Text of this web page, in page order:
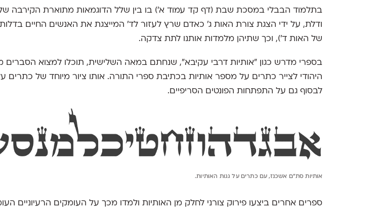
בתלמוד הבבלי במסכת שבת (דף קד עמוד א') בו בין שלל הדוגמאות מתוארת הקירבה של
ודלת, על ידי הצגת צורת האות ג' כאדם שרץ לעזור לד' המייצגת את האנשים החיים
של האות ד'), וכך שתיהן מלמדות אותנו לתת צדקה.
בספרי מדרש כגון "אותיות דרבי עקיבא", שנחתם במאה השלישית, תוכלו למצוא הסברים
היהודי לצייר כתרים על מספר אותיות בכתיבת ספרי התורה. אותו ציור מיוחד של כתרים
לבסוף גם על התפתחות הפונטים הסריפיים.
אותיות סת״ם אשכנז, עם כתרים על גגות האותיות.
ספרים אחרים ביצעו פירוק צורני לחלק מן האותיות ולמדו מכך על העומקים הרעיוניים